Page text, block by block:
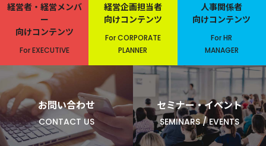
経営者・経営メンバ
ー
向けコンテンツ
For EXECUTIVE
経営企画担当者
向けコンテンツ
For CORPORATE
PLANNER
人事関係者
向けコンテンツ
For HR
MANAGER
お問い合わせ
CONTACT US
セミナー・イベント
SEMINARS / EVENTS